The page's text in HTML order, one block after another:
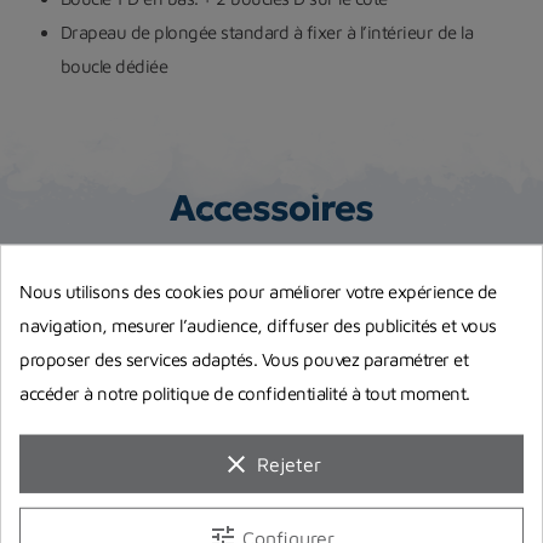
Drapeau de plongée standard à fixer à l’intérieur de la
boucle dédiée
Accessoires
Nous utilisons des cookies pour améliorer votre expérience de
navigation, mesurer l’audience, diffuser des publicités et vous
proposer des services adaptés. Vous pouvez paramétrer et
accéder à notre politique de confidentialité à tout moment.
clear Rejeter
tune Configurer